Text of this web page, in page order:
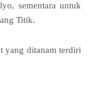
sementara untuk
Titik.
yang ditanam terdiri